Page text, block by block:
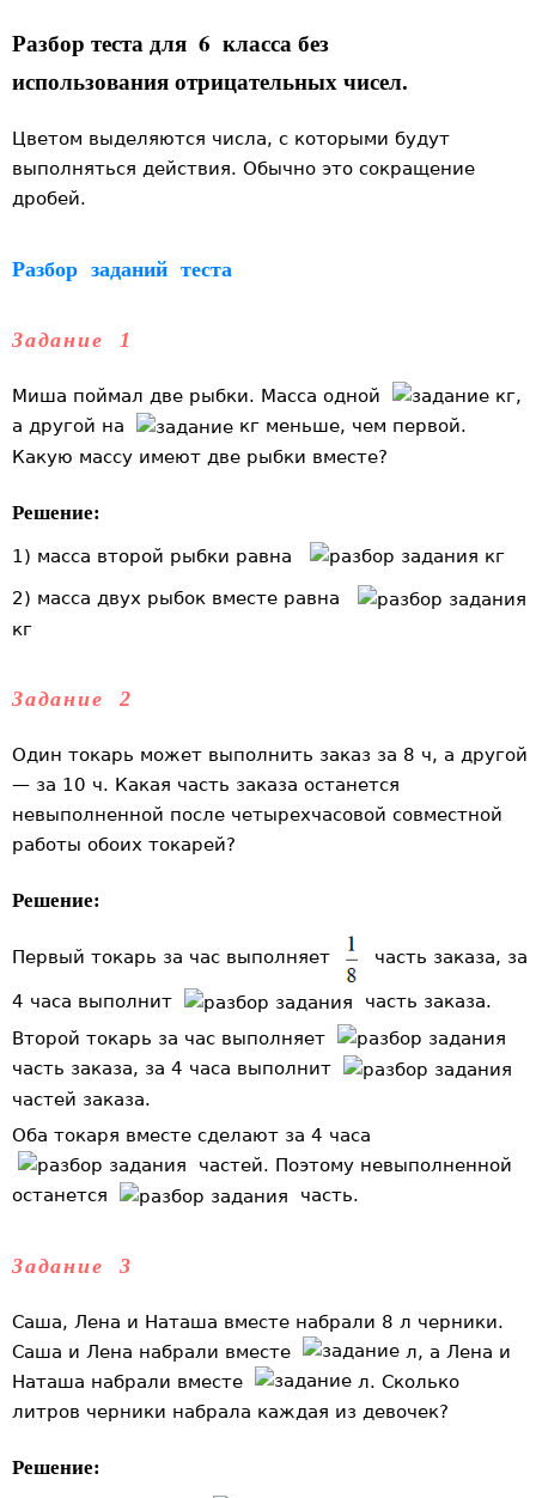
Разбор теста для 6 класса без
использования отрицательных чисел.
Цветом выделяются числа, с которыми будут
выполняться действия. Обычно это сокращение
дробей.
Разбор заданий теста
Задание 1
Миша поймал две рыбки. Масса одной
кг,
а другой на
кг меньше, чем первой.
Какую массу имеют две рыбки вместе?
Решение:
1) масса второй рыбки равна
кг
2) масса двух рыбок вместе равна
кг
Задание 2
Один токарь может выполнить заказ за 8 ч, а другой
— за 10 ч. Какая часть заказа останется
невыполненной после четырехчасовой совместной
работы обоих токарей?
Решение:
Первый токарь за час выполняет часть заказа, за
4 часа выполнит
часть заказа.
Второй токарь за час выполняет
часть заказа, за 4 часа выполнит
частей заказа.
Оба токаря вместе сделают за 4 часа
частей. Поэтому невыполненной
останется
часть.
Задание 3
Саша, Лена и Наташа вместе набрали 8 л черники.
Саша и Лена набрали вместе
л, а Лена и
Наташа набрали вместе
л. Сколько
литров черники набрала каждая из девочек?
Решение: